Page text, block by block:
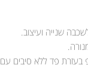
פד ללא סיבים עם